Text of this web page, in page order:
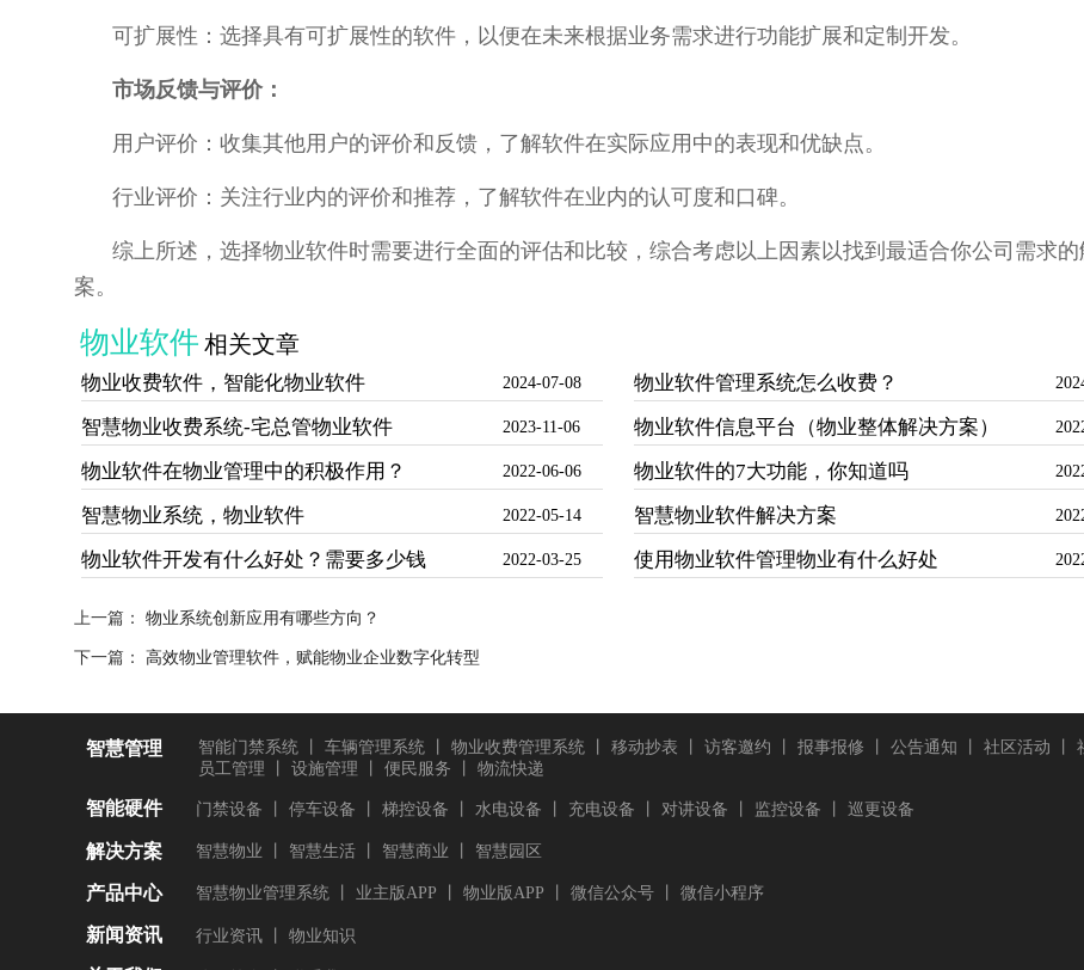
可扩展性：选择具有可扩展性的软件，以便在未来根据业务需求进行功能扩展和定制开发。
市场反馈与评价：
用户评价：收集其他用户的评价和反馈，了解软件在实际应用中的表现和优缺点。
行业评价：关注行业内的评价和推荐，了解软件在业内的认可度和口碑。
综上所述，选择物业软件时需要进行全面的评估和比较，综合考虑以上因素以找到最适合你公司需求
案。
物业软件 相关文章
物业收费软件，智能化物业软件 2024-07-08 物业软件管理系统怎么收费？
智慧物业收费系统-宅总管物业软件 2023-11-06 物业软件信息平台（物业整体解决方案）
物业软件在物业管理中的积极作用？ 2022-06-06 物业软件的7大功能，你知道吗
智慧物业系统，物业软件 2022-05-14 智慧物业软件解决方案
物业软件开发有什么好处？需要多少钱 2022-03-25 使用物业软件管理物业有什么好处
上一篇： 物业系统创新应用有哪些方向？
下一篇： 高效物业管理软件，赋能物业企业数字化转型
智慧管理 智能门禁系统 车辆管理系统 物业收费管理系统 移动抄表 访客邀约 报事报修 公告通知 社区活动
员工管理
设施管理 便民服务 物流快递
智能硬件 门禁设备 停车设备 梯控设备 水电设备 充电设备 对讲设备 监控设备 巡更设备
解决方案 智慧物业 智慧生活 智慧商业 智慧园区
产品中心 智慧物业管理系统 业主版APP 物业版APP 微信公众号 微信小程序
新闻资讯 行业资讯 物业知识